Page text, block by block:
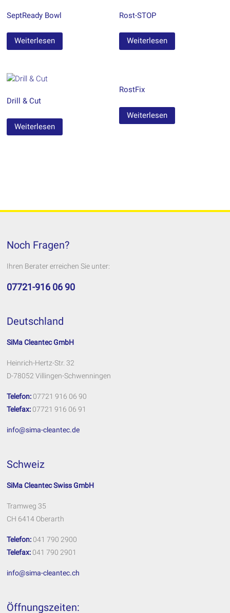
SeptReady Bowl
Weiterlesen
Rost-STOP
Weiterlesen
Drill & Cut
Weiterlesen
RostFix
Weiterlesen
Noch Fragen?
Ihren Berater erreichen Sie unter:
07721-916 06 90
Deutschland
SiMa Cleantec GmbH
Heinrich-Hertz-Str. 32
D-78052 Villingen-Schwenningen
Telefon: 07721 916 06 90
Telefax: 07721 916 06 91
info@sima-cleantec.de
Schweiz
SiMa Cleantec Swiss GmbH
Tramweg 35
CH 6414 Oberarth
Telefon: 041 790 2900
Telefax: 041 790 2901
info@sima-cleantec.ch
Öffnungszeiten: